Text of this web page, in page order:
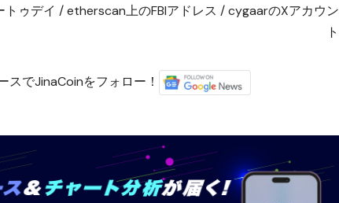
トゥデイ /etherscan上のFBIアドレス /cygaarのXアカウン
ト
でJinaCoinをフォロー！